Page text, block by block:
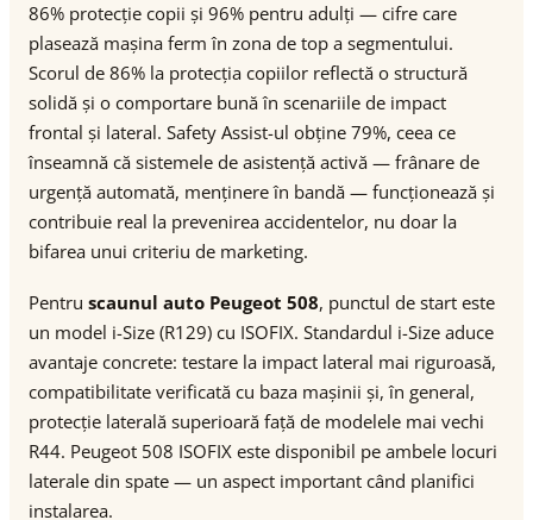
86% protecție copii și 96% pentru adulți — cifre care
plasează mașina ferm în zona de top a segmentului.
Scorul de 86% la protecția copiilor reflectă o structură
solidă și o comportare bună în scenariile de impact
frontal și lateral. Safety Assist-ul obține 79%, ceea ce
înseamnă că sistemele de asistență activă — frânare de
urgență automată, menținere în bandă — funcționează și
contribuie real la prevenirea accidentelor, nu doar la
bifarea unui criteriu de marketing.
Pentru scaunul auto Peugeot 508, punctul de start este
un model i-Size (R129) cu ISOFIX. Standardul i-Size aduce
avantaje concrete: testare la impact lateral mai riguroasă,
compatibilitate verificată cu baza mașinii și, în general,
protecție laterală superioară față de modelele mai vechi
R44. Peugeot 508 ISOFIX este disponibil pe ambele locuri
laterale din spate — un aspect important când planifici
instalarea.